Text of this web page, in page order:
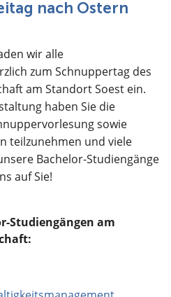
nach Ostern
wir alle
zum Schnuppertag des
am Standort Soest ein.
haben Sie die
sowie
teilzunehmen und viele
Bachelor-Studiengänge
auf Sie!
Studiengängen am